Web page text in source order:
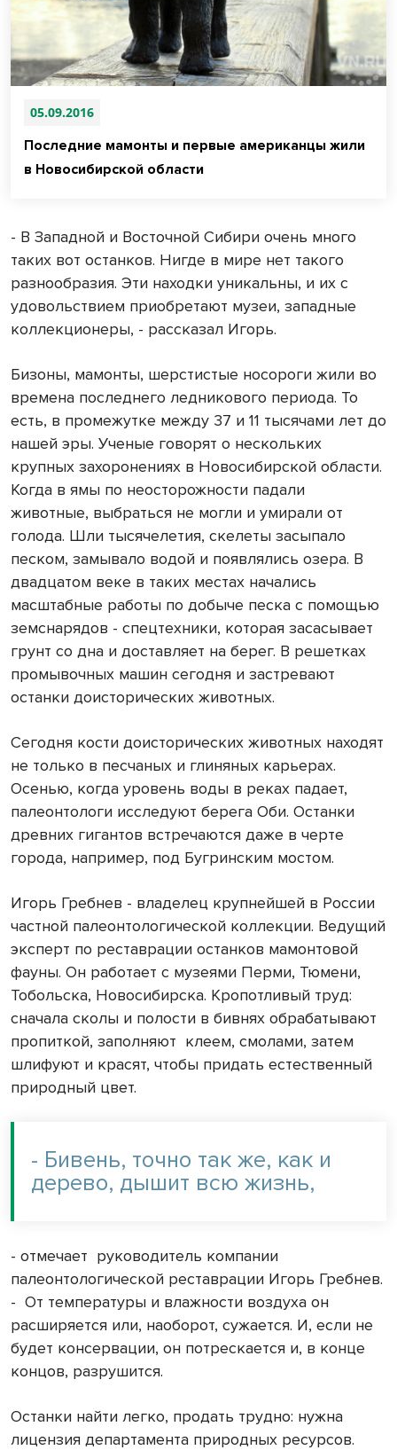
05.09.2016
Последние мамонты и первые американцы жили
в Новосибирской области
- В Западной и Восточной Сибири очень много
таких вот останков. Нигде в мире нет такого
разнообразия. Эти находки уникальны, и их с
удовольствием приобретают музеи, западные
коллекционеры, - рассказал Игорь.
Бизоны, мамонты, шерстистые носороги жили во
времена последнего ледникового периода. То
есть, в промежутке между 37 и 11 тысячами лет до
нашей эры. Ученые говорят о нескольких
крупных захоронениях в Новосибирской области.
Когда в ямы по неосторожности падали
животные, выбраться не могли и умирали от
голода. Шли тысячелетия, скелеты засыпало
песком, замывало водой и появлялись озера. В
двадцатом веке в таких местах начались
масштабные работы по добыче песка с помощью
земснарядов - спецтехники, которая засасывает
грунт со дна и доставляет на берег. В решетках
промывочных машин сегодня и застревают
останки доисторических животных.
Сегодня кости доисторических животных находят
не только в песчаных и глиняных карьерах.
Осенью, когда уровень воды в реках падает,
палеонтологи исследуют берега Оби. Останки
древних гигантов встречаются даже в черте
города, например, под Бугринским мостом.
Игорь Гребнев - владелец крупнейшей в России
частной палеонтологической коллекции. Ведущий
эксперт по реставрации останков мамонтовой
фауны. Он работает с музеями Перми, Тюмени,
Тобольска, Новосибирска. Кропотливый труд:
сначала сколы и полости в бивнях обрабатывают
пропиткой, заполняют клеем, смолами, затем
шлифуют и красят, чтобы придать естественный
природный цвет.
- Бивень, точно так же, как и
дерево, дышит всю жизнь,
- отмечает руководитель компании
палеонтологической реставрации Игорь Гребнев.
- От температуры и влажности воздуха он
расширяется или, наоборот, сужается. И, если не
будет консервации, он потрескается и, в конце
концов, разрушится.
Останки найти легко, продать трудно: нужна
лицензия департамента природных ресурсов.